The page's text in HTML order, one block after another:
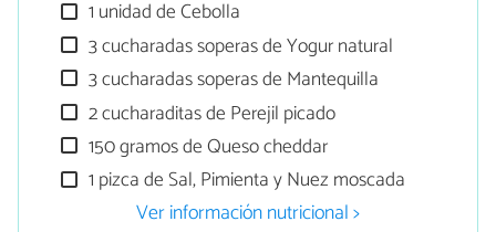
1 unidad de Cebolla
3 cucharadas soperas de Yogur natural
3 cucharadas soperas de Mantequilla
2 cucharaditas de Perejil picado
150 gramos de Queso cheddar
1 pizca de Sal, Pimienta y Nuez moscada
Ver información nutricional >